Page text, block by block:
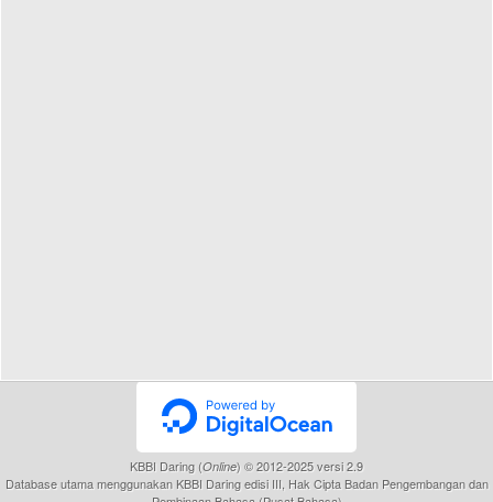
KBBI Daring (Online) © 2012-2025 versi 2.9
Database utama menggunakan KBBI Daring edisi III, Hak Cipta Badan Pengembangan dan